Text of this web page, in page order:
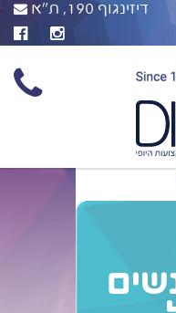
דיזינגוף 190, ת"א